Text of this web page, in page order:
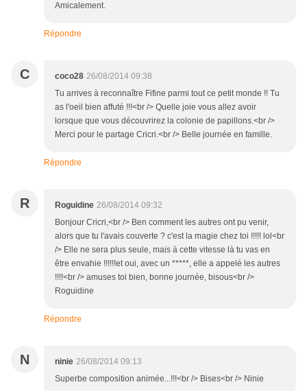
Amicalement.
Répondre
C coco28 26/08/2014 09:38
Tu arrives à reconnaître Fifine parmi tout ce petit monde !! Tu
as l'oeil bien affuté !!!<br /> Quelle joie vous allez avoir
lorsque que vous découvrirez la colonie de papillons.<br />
Merci pour le partage Cricri.<br /> Belle journée en famille.
Répondre
R Roguidine 26/08/2014 09:32
Bonjour Cricri,<br /> Ben comment les autres ont pu venir,
alors que tu l'avais couverte ? c'est la magie chez toi !!!!! lol<br
/> Elle ne sera plus seule, mais à cette vitesse là tu vas en
être envahie !!!!!!et oui, avec un *****, elle a appelé les autres
!!!!<br /> amuses toi bien, bonne journée, bisous<br />
Roguidine
Répondre
N ninie 26/08/2014 09:13
Superbe composition animée...!!!<br /> Bises<br /> Ninie